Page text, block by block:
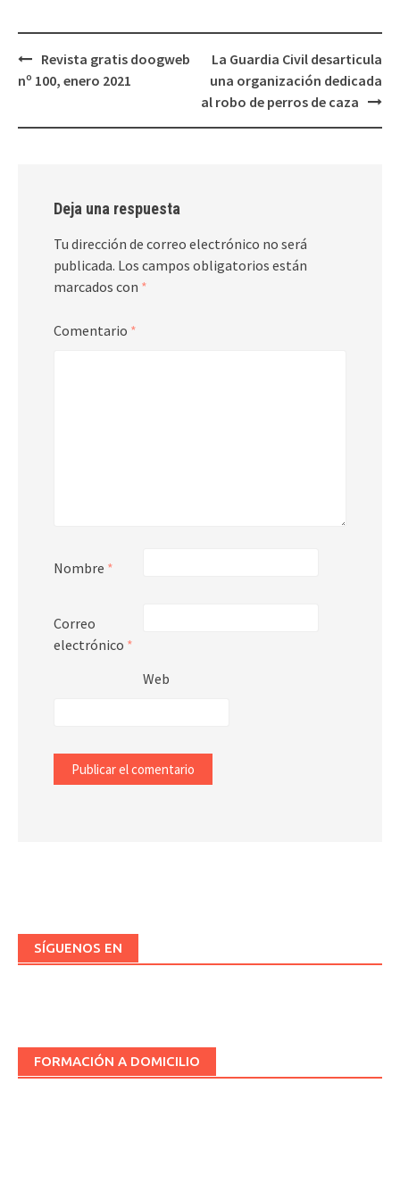
Navegación
de
Revista gratis doogweb
nº 100, enero 2021
La Guardia Civil desarticula
una organización dedicada
al robo de perros de caza
Deja una respuesta
Tu dirección de correo electrónico no será
publicada. Los campos obligatorios están
marcados con *
Comentario *
Nombre *
Correo
electrónico *
Web
SÍGUENOS EN
FORMACIÓN A DOMICILIO